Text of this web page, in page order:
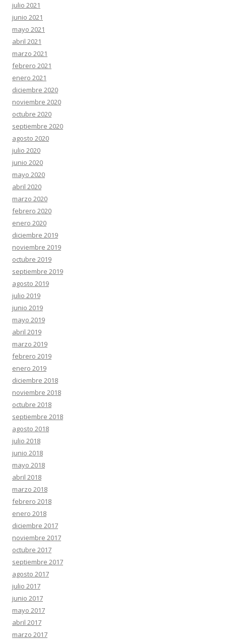
julio 2021
junio 2021
mayo 2021
abril 2021
marzo 2021
febrero 2021
enero 2021
diciembre 2020
noviembre 2020
octubre 2020
septiembre 2020
agosto 2020
julio 2020
junio 2020
mayo 2020
abril 2020
marzo 2020
febrero 2020
enero 2020
diciembre 2019
noviembre 2019
octubre 2019
septiembre 2019
agosto 2019
julio 2019
junio 2019
mayo 2019
abril 2019
marzo 2019
febrero 2019
enero 2019
diciembre 2018
noviembre 2018
octubre 2018
septiembre 2018
agosto 2018
julio 2018
junio 2018
mayo 2018
abril 2018
marzo 2018
febrero 2018
enero 2018
diciembre 2017
noviembre 2017
octubre 2017
septiembre 2017
agosto 2017
julio 2017
junio 2017
mayo 2017
abril 2017
marzo 2017